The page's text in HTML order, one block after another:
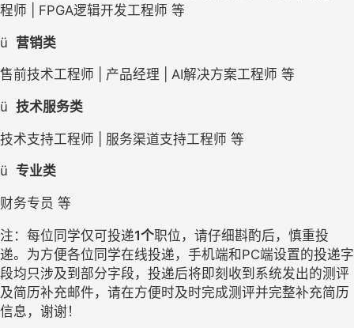
程师 | FPGA逻辑开发工程师 等
ü 营销类
售前技术工程师 | 产品经理 | AI解决方案工程师 等
ü 技术服务类
技术支持工程师 | 服务渠道支持工程师 等
ü 专业类
财务专员 等
注：每位同学仅可投递1个职位，请仔细斟酌后，慎重投
递。为方便各位同学在线投递，手机端和PC端设置的投递字
段均只涉及到部分字段，投递后将即刻收到系统发出的测评
及简历补充邮件，请在方便时及时完成测评并完整补充简历
信息，谢谢！